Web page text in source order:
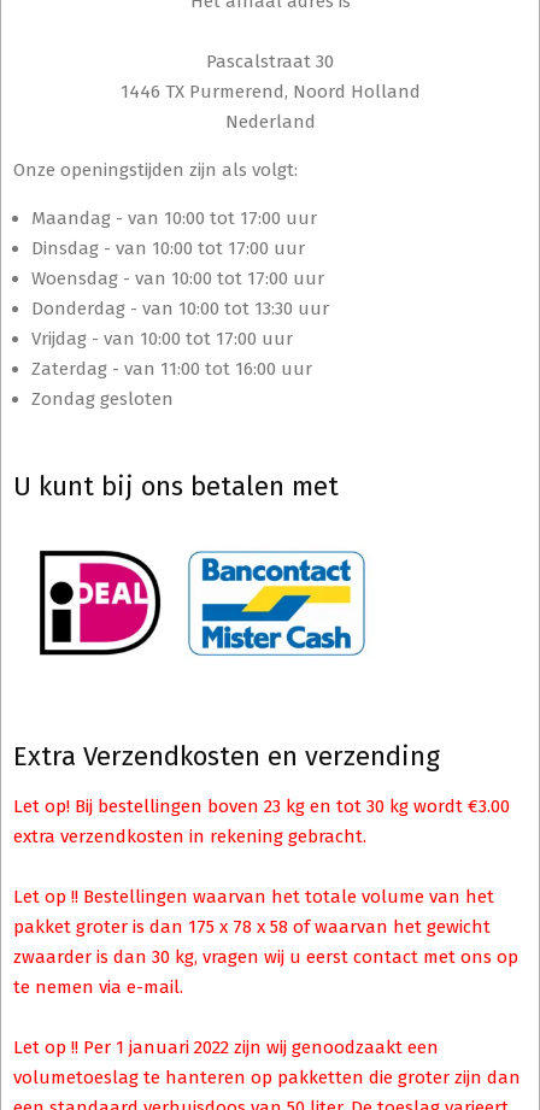
Pascalstraat 30
1446 TX Purmerend, Noord Holland
Nederland
Onze openingstijden zijn als volgt:
Maandag - van 10:00 tot 17:00 uur
Dinsdag - van 10:00 tot 17:00 uur
Woensdag - van 10:00 tot 17:00 uur
Donderdag - van 10:00 tot 13:30 uur
Vrijdag - van 10:00 tot 17:00 uur
Zaterdag - van 11:00 tot 16:00 uur
Zondag gesloten
U kunt bij ons betalen met
Extra Verzendkosten en verzending
Let op! Bij bestellingen boven 23 kg en tot 30 kg wordt €3.00
extra verzendkosten in rekening gebracht.
Let op !! Bestellingen waarvan het totale volume van het
pakket groter is dan 175 x 78 x 58 of waarvan het gewicht
zwaarder is dan 30 kg, vragen wij u eerst contact met ons op
te nemen via e-mail.
Let op !! Per 1 januari 2022 zijn wij genoodzaakt een
volumetoeslag te hanteren op pakketten die groter zijn dan